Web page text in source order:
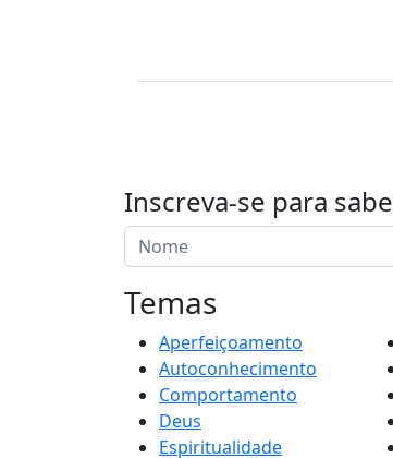
Inscreva-se para
Temas
Aperfeiçoamento
Autoconhecimento
Comportamento
Deus
Espiritualidade